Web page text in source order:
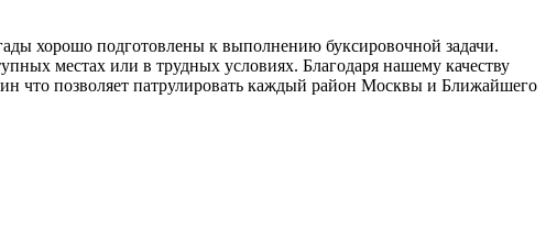
хорошо подготовлены к выполнению буксировочной задачи.
местах или в трудных условиях. Благодаря нашему качеству
что позволяет патрулировать каждый район Москвы и Ближайшего